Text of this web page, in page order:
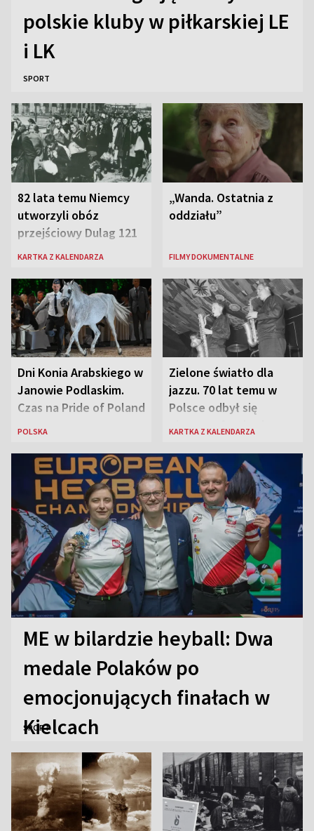
polskie kluby w piłkarskiej LE
i LK
SPORT
82 lata temu Niemcy
utworzyli obóz
przejściowy Dulag 121
KARTKA Z KALENDARZA
„Wanda. Ostatnia z
oddziału”
FILMY DOKUMENTALNE
Dni Konia Arabskiego w
Janowie Podlaskim.
Czas na Pride of Poland
POLSKA
Zielone światło dla
jazzu. 70 lat temu w
Polsce odbył się
pierwszy festiwal
KARTKA Z KALENDARZA
ME w bilardzie heyball: Dwa
medale Polaków po
emocjonujących finałach w
Kielcach
SPORT